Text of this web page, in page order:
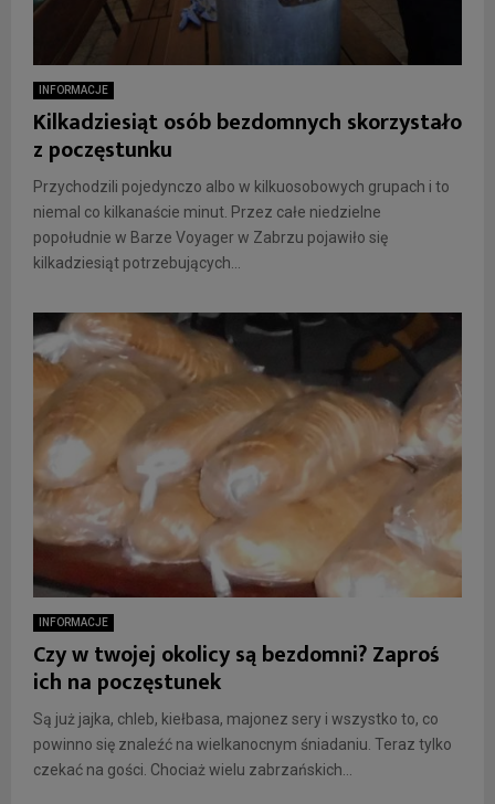
INFORMACJE
Kilkadziesiąt osób bezdomnych skorzystało
z poczęstunku
Przychodzili pojedynczo albo w kilkuosobowych grupach i to
niemal co kilkanaście minut. Przez całe niedzielne
popołudnie w Barze Voyager w Zabrzu pojawiło się
kilkadziesiąt potrzebujących...
INFORMACJE
Czy w twojej okolicy są bezdomni? Zaproś
ich na poczęstunek
Są już jajka, chleb, kiełbasa, majonez sery i wszystko to, co
powinno się znaleźć na wielkanocnym śniadaniu. Teraz tylko
czekać na gości. Chociaż wielu zabrzańskich...